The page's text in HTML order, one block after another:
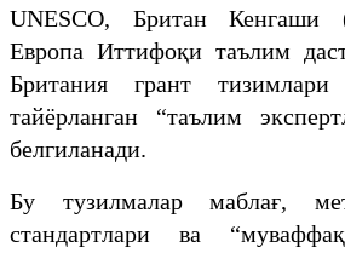
UNESCO, Британ Кенгаши
Европа Иттифоқи таълим
Британия грант
тайёрланган “таълим
белгиланади.
Бу тузилмалар маблағ,
стандартлари ва